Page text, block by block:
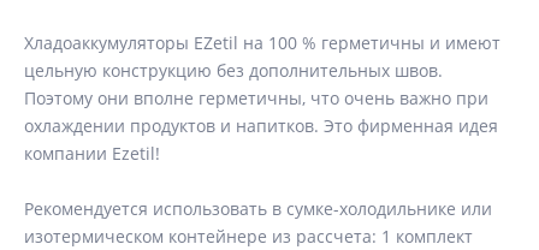
Хладоаккумуляторы EZetil на 100 % герметичны и имеют
цельную конструкцию без дополнительных швов.
Поэтому они вполне герметичны, что очень важно при
охлаждении продуктов и напитков. Это фирменная идея
компании Ezetil!
Рекомендуется использовать в сумке-холодильнике или
изотермическом контейнере из рассчета: 1 комплект